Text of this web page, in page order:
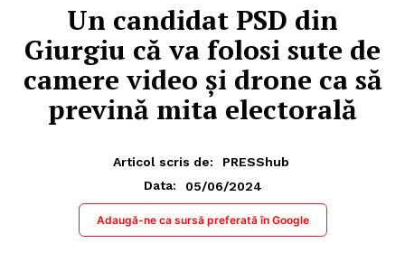
Un candidat PSD din
Giurgiu că va folosi sute de
camere video şi drone ca să
prevină mita electorală
Articol scris de:
PRESShub
Data:
05/06/2024
Adaugă-ne ca sursă preferată în Google